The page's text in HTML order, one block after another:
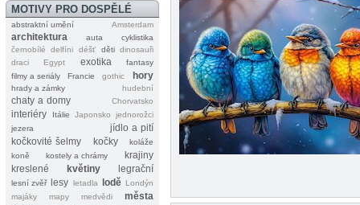
MOTIVY PRO DOSPĚLÉ
abstraktní umění Amsterdam
architektura auta
cyklistika
černobílé
delfíni déšť děti dinosauři
draci
Egypt exotika
fantasy
filmy a seriály
Francie gothic hory
hrady a zámky hudební
chaty a domy Chorvatsko
interiéry Itálie Japonsko
jednorožci
jezera
jídlo a pití
kočkovité šelmy
kočky
koláže
koně
kostely a chrámy
krajiny
kreslené
květiny legrační
lesní zvěř lesy letadla lodě Londýn
majáky
mapy medvědi
města